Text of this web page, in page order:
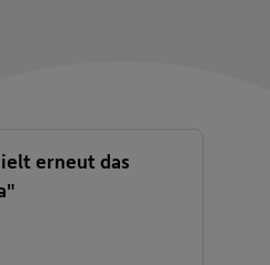
erneut das